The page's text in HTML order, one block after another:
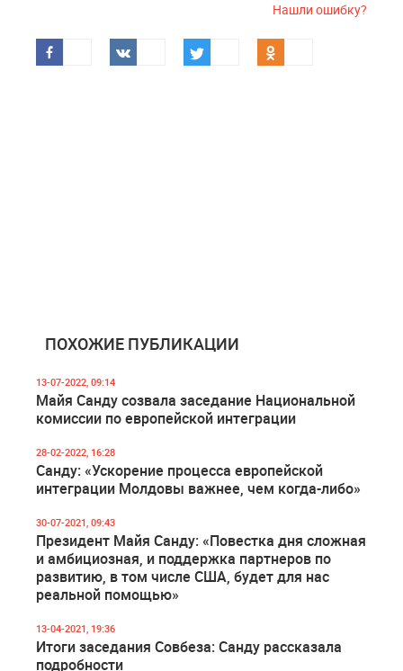
Нашли ошибку?
ПОХОЖИЕ ПУБЛИКАЦИИ
13-07-2022, 09:14
Майя Санду созвала заседание Национальной
комиссии по европейской интеграции
28-02-2022, 16:28
Санду: «Ускорение процесса европейской
интеграции Молдовы важнее, чем когда-либо»
30-07-2021, 09:43
Президент Майя Санду: «Повестка дня сложная
и амбициозная, и поддержка партнеров по
развитию, в том числе США, будет для нас
реальной помощью»
13-04-2021, 19:36
Итоги заседания Совбеза: Санду рассказала
подробности